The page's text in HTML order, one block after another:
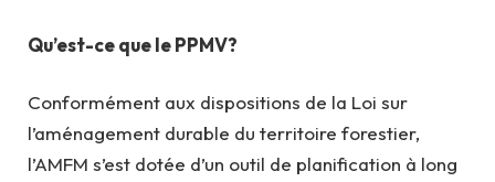
Qu’est-ce que le PPMV?
Conformément aux dispositions de la Loi sur
l’aménagement durable du territoire forestier,
l’AMFM s’est dotée d’un outil de planification à long